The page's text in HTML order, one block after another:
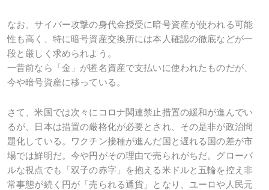
なお、サイバー攻撃の身代金授受に暗号資産が使われる可能
性も高く、特に暗号資産交換所には本人確認の徹底などが一
段と厳しく求められよう。
一昔前なら「金」が匿名資産で支払いに使われたものだが、
今や暗号資産に移っている。
さて、米国では次々にコロナ関連禁止措置の緩和が進んでい
るが、日本は措置の厳格化が必要とされ、その是非が政治問
題化している。ワクチン接種が進んだ国と遅れる国の差が市
場では鮮明だ。今や円がその理由で売られがちだ。グローバ
ルな視点でも「双子の赤字」を抱える米ドルと五輪を控え非
常事態が続く円が「売られる通貨」となり、ユーロや人民元